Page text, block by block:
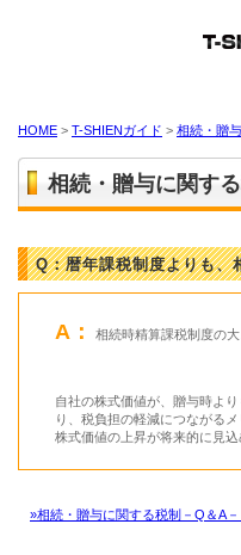
HOME > T-SHIENガイド > 相続・贈
相続・贈与に関す
Q：暦年課税制度よりも、
A： 相続時精算課税制度の
自社の株式価値が、贈与時よ
り、税負担の軽減につながるメ
株式価値の上昇が将来的に見
»相続・贈与に関する税制－Q＆A